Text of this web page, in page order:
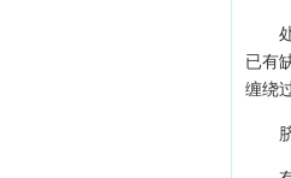
处
已有
缠绕
脐